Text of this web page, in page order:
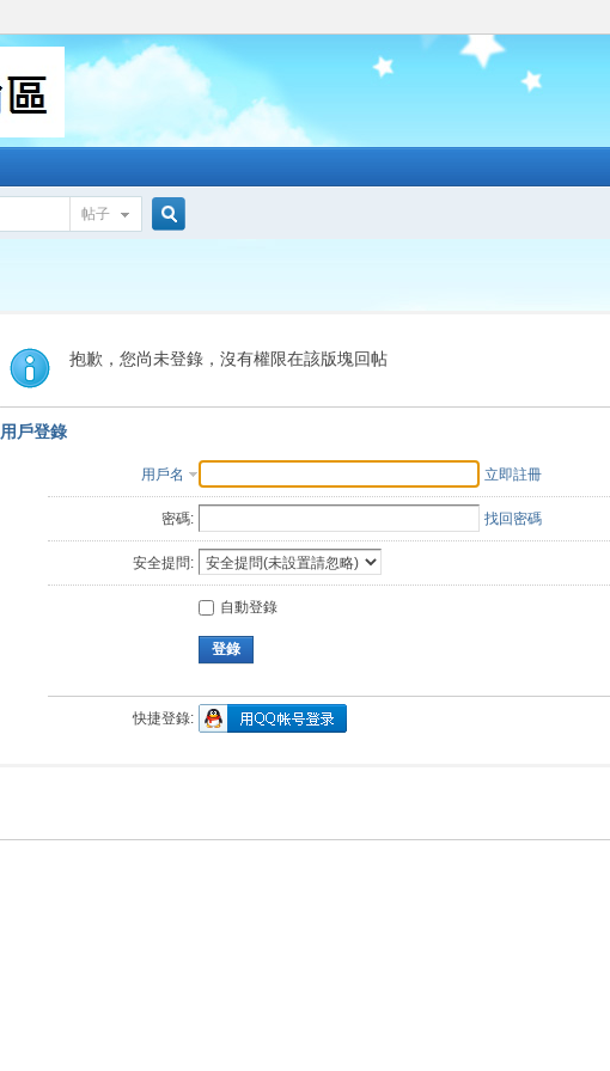
帖子
索
抱歉，您尚未登錄，沒有權限在該版塊回帖
用戶登錄
用戶名 立即註冊
密碼: 找回密碼
安全提問:
自動登錄
登錄
快捷登錄: